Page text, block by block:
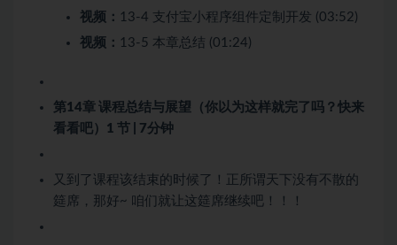
视频： 13-4 支付宝小程序组件定制开发 (03:52)
视频： 13-5 本章总结 (01:24)
第14章 课程总结与展望（你以为这样就完了吗？快来
看看吧） 1 节 | 7分钟
又到了课程该结束的时候了！正所谓天下没有不散的
筵席，那好~ 咱们就让这筵席继续吧！！！